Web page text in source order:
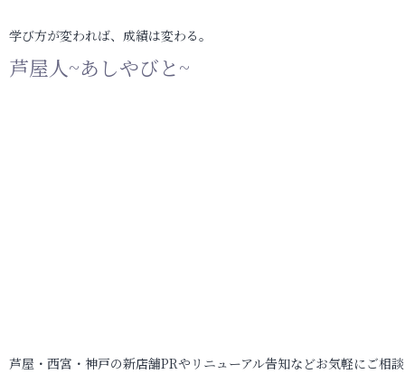
学び方が変われば、成績は変わる。
芦屋人~あしやびと~
芦屋・西宮・神戸の新店舗PRやリニューアル告知などお気軽にご相